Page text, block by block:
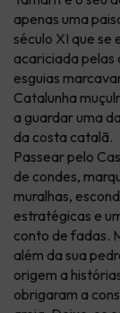
apenas uma
século XI que se
acariciada pelas
esguias
Catalunha
a guardar uma
da costa catalã.
Passear pelo
de condes,
muralhas,
estratégicas e
conto de fadas.
além da sua
origem a
obrigaram a